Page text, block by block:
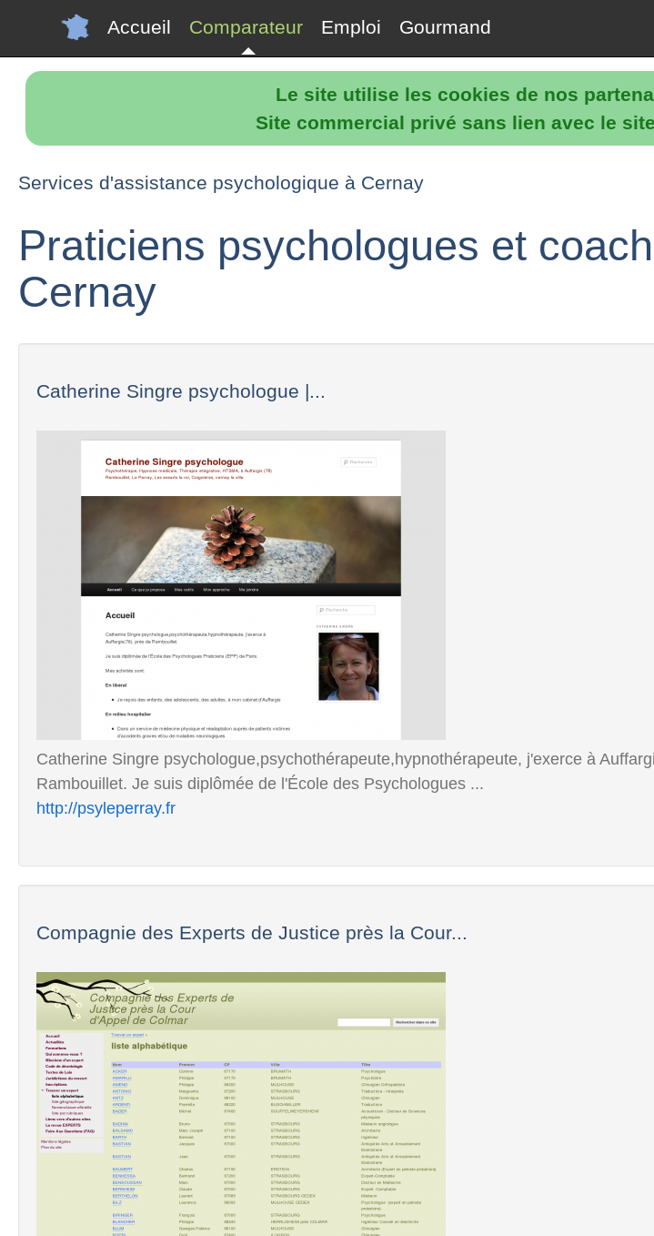
Le site utilise les cookies de nos
Site commercial privé sans lien avec le
Accueil Comparateur Emploi Gourmand
Services d'assistance psychologique à Cernay
Praticiens psychologues et
Cernay
Catherine Singre psychologue |...
Catherine Singre psychologue,psychothérapeute,hypnothérapeute, j'exerce à
Rambouillet. Je suis diplômée de l'École des Psychologues ...
http://psyleperray.fr
Compagnie des Experts de Justice près la Cour...